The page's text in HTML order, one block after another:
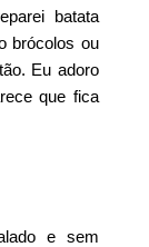
batata
brócolos ou
Eu adoro
que fica
e sem